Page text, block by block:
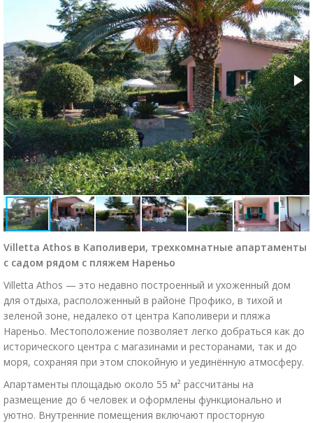
Villetta Athos в Каполивери, трехкомнатные апартаменты
с садом рядом с пляжем Нареньо
Villetta Athos — это недавно построенный и ухоженный дом
для отдыха, расположенный в районе Профико, в тихой и
зеленой зоне, недалеко от центра Каполивери и пляжа
Нареньо. Местоположение позволяет легко добраться как до
исторического центра с магазинами и ресторанами, так и до
моря, сохраняя при этом спокойную и уединённую атмосферу.
Апартаменты площадью около 55 м² рассчитаны на
размещение до 6 человек и оформлены функционально и
уютно. Внутренние помещения включают просторную